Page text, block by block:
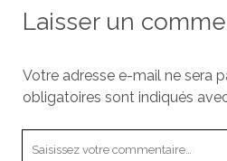
Laisser un
Votre adresse e-mail ne sera
obligatoires sont indiqués